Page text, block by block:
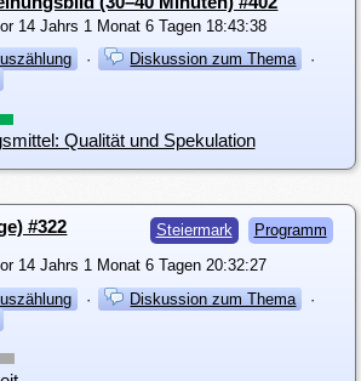
14 Jahrs 1 Monat 6 Tagen 18:43:38
· Diskussion zum Thema
·
Qualität und Spekulation
Steiermark Programm
#322
14 Jahrs 1 Monat 6 Tagen 20:32:27
· Diskussion zum Thema
·